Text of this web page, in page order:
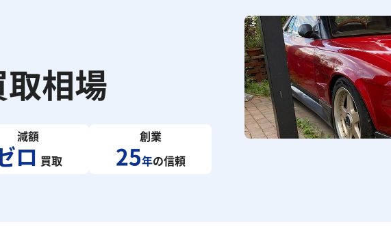
相場
減額
ロ 買取
創業
25年の信頼